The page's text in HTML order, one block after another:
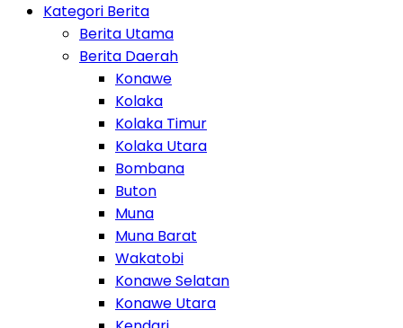
Kategori Berita
Berita Utama
Berita Daerah
Konawe
Kolaka
Kolaka Timur
Kolaka Utara
Bombana
Buton
Muna
Muna Barat
Wakatobi
Konawe Selatan
Konawe Utara